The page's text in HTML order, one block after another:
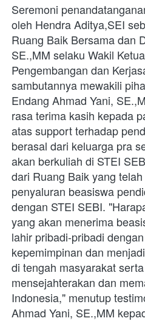
Seremoni
oleh Hendra Aditya,SEI
Ruang Baik Bersama dan
SE.,MM selaku Wakil
Pengembangan dan
sambutannya mewakili
Endang Ahmad Yani,
rasa terima kasih kepada
atas support terhadap
berasal dari keluarga pra
akan berkuliah di STEI
dari Ruang Baik yang
penyaluran beasiswa
dengan STEI SEBI.
yang akan menerima
lahir pribadi-pribadi
kepemimpinan dan
di tengah masyarakat
mensejahterakan dan
Indonesia," menutup
Ahmad Yani, SE.,MM